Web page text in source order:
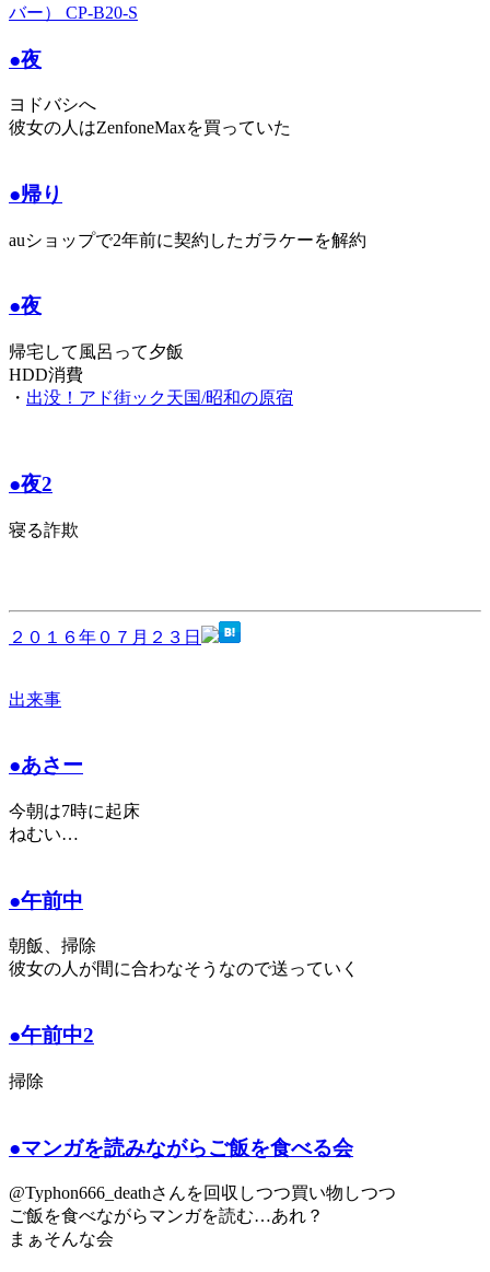
バー） CP-B20-S
●夜
ヨドバシへ
彼女の人はZenfoneMaxを買っていた
●帰り
auショップで2年前に契約したガラケーを解約
●夜
帰宅して風呂って夕飯
HDD消費
・ 出没！アド街ック天国/昭和の原宿
●夜2
寝る詐欺
２０１６年０７月２３日
出来事
●あさー
今朝は7時に起床
ねむい…
●午前中
朝飯、掃除
彼女の人が間に合わなそうなので送っていく
●午前中2
掃除
●マンガを読みながらご飯を食べる会
@Typhon666_deathさんを回収しつつ買い物しつつ
ご飯を食べながらマンガを読む…あれ？
まぁそんな会